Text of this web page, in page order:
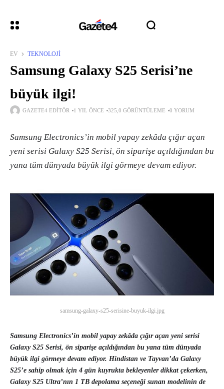
EV TEKNOLOJI
Samsung Galaxy S25 Serisi’ne
büyük ilgi!
GAZETE4 EDITÖR 1 YIL ÖNCE 325,0 GÖRÜNTÜLEME 0 YORUM
Samsung Electronics’in mobil yapay zekâda çığır açan
yeni serisi Galaxy S25 Serisi, ön siparişe açıldığından bu
yana tüm dünyada büyük ilgi görmeye devam ediyor.
samsung-galaxy-s25-serisine-buyuk-ilgi.jpg
Samsung Electronics’in mobil yapay zekâda çığır açan yeni serisi
Galaxy S25 Serisi, ön siparişe açıldığından bu yana tüm dünyada
büyük ilgi görmeye devam ediyor. Hindistan ve Tayvan’da Galaxy
S25’e sahip olmak için 4 gün kuyrukta bekleyenler dikkat çekerken,
Galaxy S25 Ultra’nın 1 TB depolama seçeneği sunan modelinin de